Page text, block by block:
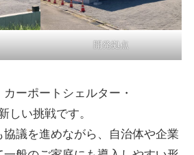
開発拠点
ーポートシェルター・
しい挑戦です。
議を進めながら、自治体や企業